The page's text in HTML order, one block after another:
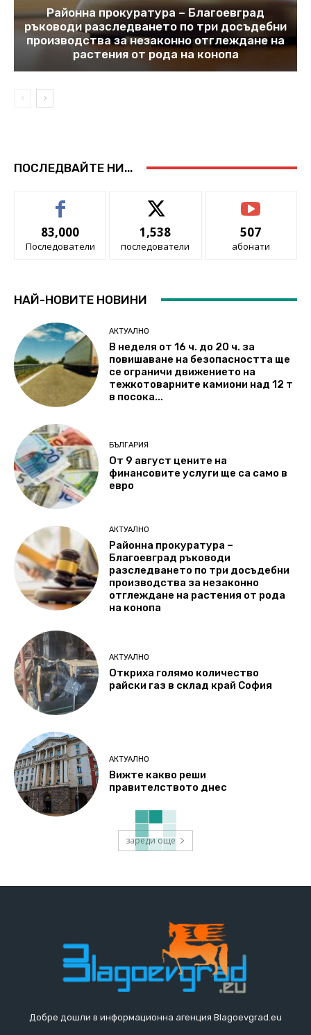
Районна прокуратура – Благоевград
ръководи разследването по три досъдебни
производства за незаконно отглеждане на
растения от рода на конопа
ПОСЛЕДВАЙТЕ НИ...
83,000
Последователи
1,538
последователи
507
абонати
НАЙ-НОВИТЕ НОВИНИ
АКТУАЛНО
В неделя от 16 ч. до 20 ч. за
повишаване на безопасността ще
се ограничи движението на
тежкотоварните камиони над 12 т
в посока...
БЪЛГАРИЯ
От 9 август цените на
финансовите услуги ще са само в
евро
АКТУАЛНО
Районна прокуратура –
Благоевград ръководи
разследването по три досъдебни
производства за незаконно
отглеждане на растения от рода
на конопа
АКТУАЛНО
Откриха голямо количество
райски газ в склад край София
АКТУАЛНО
Вижте какво реши
правителството днес
зареди още
Добре дошли в информационна агенция Blagoevgrad.eu